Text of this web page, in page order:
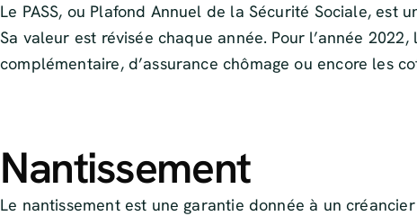
Le PASS, ou Plafond Annuel de la Sécurité Sociale,
Sa valeur est révisée chaque année. Pour l’année
complémentaire, d’assurance chômage ou encore les
Nantissement
Le nantissement est une garantie donnée à un